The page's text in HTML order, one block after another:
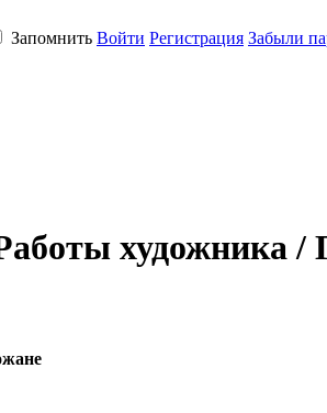
Запомнить Войти Регистрация Забыли
художника /